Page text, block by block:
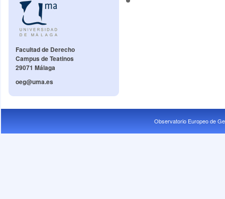
Facultad de Derecho
Campus de Teatinos
29071 Málaga
oeg@uma.es
Observatorio Europeo de